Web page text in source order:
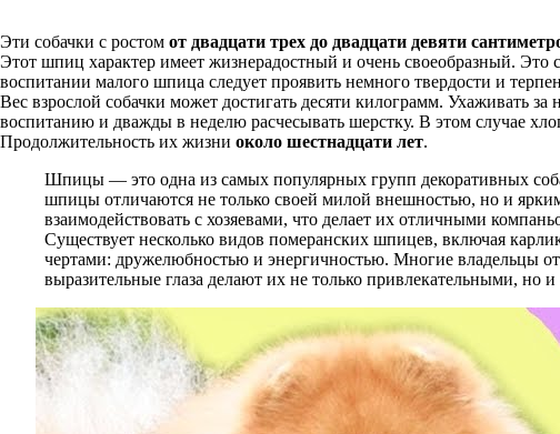
Эти собачки с ростом от двадцати трех до двадцати девяти
Этот шпиц характер имеет жизнерадостный и очень своеобразный. Это
воспитании малого шпица следует проявить немного твердости и
Вес взрослой собачки может достигать десяти килограмм. Ухаживать
воспитанию и дважды в неделю расчесывать шерстку. В этом случае
Продолжительность их жизни около шестнадцати лет.
Шпицы — это одна из самых популярных групп декоративных
шпицы отличаются не только своей милой внешностью, но и
взаимодействовать с хозяевами, что делает их отличными
Существует несколько видов померанских шпицев, включая
чертами: дружелюбностью и энергичностью. Многие владельцы
выразительные глаза делают их не только привлекательными, но